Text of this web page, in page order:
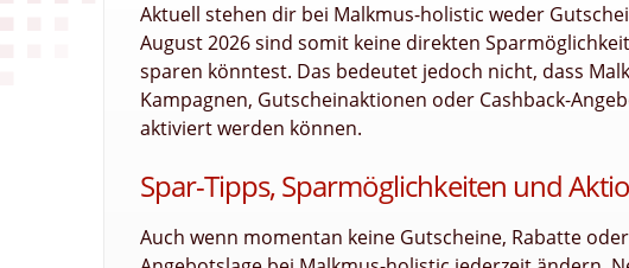
Aktuell stehen dir bei Malkmus-holistic weder
August 2026 sind somit keine direkten
sparen könntest. Das bedeutet jedoch nicht, dass
Kampagnen, Gutscheinaktionen oder Cashback-
aktiviert werden können.
Spar-Tipps, Sparmöglichkeiten und
Auch wenn momentan keine Gutscheine, Rabatte